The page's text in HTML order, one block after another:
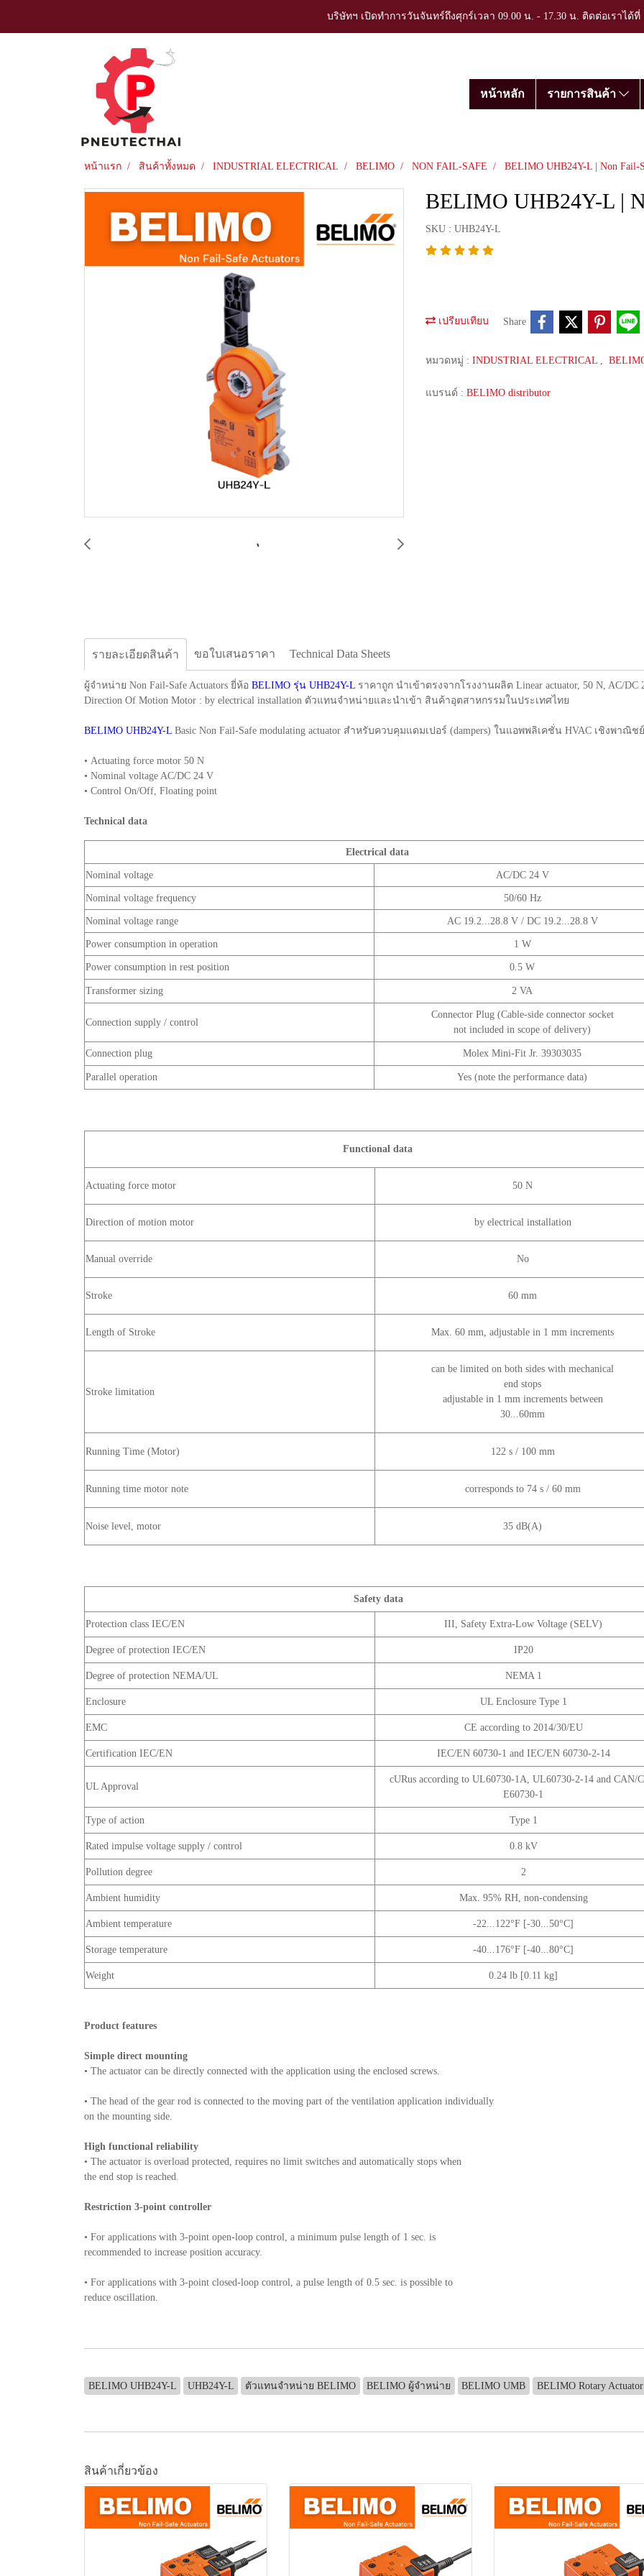
บริษัทฯ เปิดทำการวันจันทร์ถึงศุกร์เวลา 09.00 น. - 17.30 น. ติดต่อเราได้ที่ :
หน้าหลัก รายการสินค้า
หน้าแรก สินค้าทั้งหมด INDUSTRIAL ELECTRICAL BELIMO NON FAIL-SAFE BELIMO UHB24Y-L | Non Fail-
BELIMO UHB24Y-L |
SKU : UHB24Y-L
เปรียบเทียบ Share
หมวดหมู่ : INDUSTRIAL ELECTRICAL ,
แบรนด์ : BELIMO distributor
รายละเอียดสินค้า ขอใบเสนอราคา Technical Data Sheets
ผู้จำหน่าย Non Fail-Safe Actuators ยี่ห้อ BELIMO รุ่น UHB24Y-L ราคาถูก นำเข้าตรงจากโรงงานผลิต Linear actuator, 50 N, AC/DC
Direction Of Motion Motor : by electrical installation ตัวแทนจำหน่ายและนำเข้า สินค้าอุตสาหกรรมในประเทศไทย
BELIMO UHB24Y-L Basic Non Fail-Safe modulating actuator สำหรับควบคุมแดมเปอร์ (dampers) ในแอพพลิเคชั่น HVAC เชิงพาณิช
• Actuating force motor 50 N
• Nominal voltage AC/DC 24 V
• Control On/Off, Floating point
Technical data
Electrical data
Nominal voltage AC/DC 24 V
Nominal voltage frequency 50/60 Hz
Nominal voltage range AC 19.2...28.8 V / DC 19.2...28.8 V
Power consumption in operation 1 W
Power consumption in rest position 0.5 W
Transformer sizing 2 VA
Connection supply / control
Connector Plug (Cable-side connector socket
not included in scope of delivery)
Connection plug Molex Mini-Fit Jr. 39303035
Parallel operation Yes (note the performance data)
Functional data
Actuating force motor 50 N
Direction of motion motor by electrical installation
Manual override No
Stroke 60 mm
Length of Stroke Max. 60 mm, adjustable in 1 mm increments
Stroke limitation
can be limited on both sides with mechanical
end stops
adjustable in 1 mm increments between
30...60mm
Running Time (Motor) 122 s / 100 mm
Running time motor note corresponds to 74 s / 60 mm
Noise level, motor 35 dB(A)
Safety data
Protection class IEC/EN III, Safety Extra-Low Voltage (SELV)
Degree of protection IEC/EN IP20
Degree of protection NEMA/UL NEMA 1
Enclosure UL Enclosure Type 1
EMC CE according to 2014/30/EU
Certification IEC/EN IEC/EN 60730-1 and IEC/EN 60730-2-14
UL Approval
cURus according to UL60730-1A, UL60730-2-14 and CAN/
E60730-1
Type of action Type 1
Rated impulse voltage supply / control 0.8 kV
Pollution degree 2
Ambient humidity Max. 95% RH, non-condensing
Ambient temperature -22...122°F [-30...50°C]
Storage temperature -40...176°F [-40...80°C]
Weight 0.24 lb [0.11 kg]
Product features
Simple direct mounting
• The actuator can be directly connected with the application using the enclosed screws.
• The head of the gear rod is connected to the moving part of the ventilation application individually
on the mounting side.
High functional reliability
• The actuator is overload protected, requires no limit switches and automatically stops when
the end stop is reached.
Restriction 3-point controller
• For applications with 3-point open-loop control, a minimum pulse length of 1 sec. is
recommended to increase position accuracy.
• For applications with 3-point closed-loop control, a pulse length of 0.5 sec. is possible to
reduce oscillation.
BELIMO UHB24Y-L UHB24Y-L ตัวแทนจำหน่าย BELIMO BELIMO ผู้จำหน่าย BELIMO UMB BELIMO Rotary Actuator
สินค้าเกี่ยวข้อง